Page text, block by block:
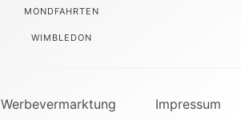
MONDFAHRTEN
WIMBLEDON
Werbevermarktung Impressum